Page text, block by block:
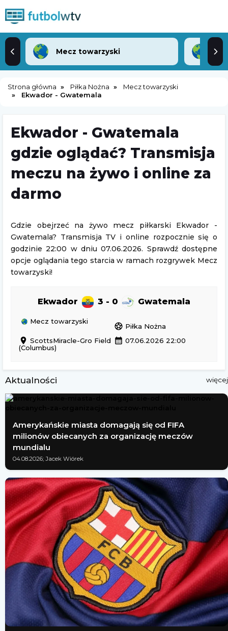
Mecz towarzyski
Strona główna Piłka Nożna
Mecz towarzyski
Ekwador - Gwatemala
Ekwador - Gwatemala
gdzie oglądać? Transmisja
meczu na żywo i online za
darmo
Gdzie obejrzeć na żywo mecz piłkarski Ekwador -
Gwatemala? Transmisja TV i online rozpocznie się o
godzinie 22:00 w dniu 07.06.2026. Sprawdź dostępne
opcje oglądania tego starcia w ramach rozgrywek Mecz
towarzyski!
Ekwador 3 - 0 Gwatemala
Mecz towarzyski
sports_soccer Piłka Nożna
location_on ScottsMiracle-Gro Field
(Columbus)
calendar_month 07.06.2026 22:00
Aktualności więcej
Amerykańskie miasta domagają się od FIFA
milionów obiecanych za organizację meczów
mundialu
04.08.2026; Jacek Wiórek